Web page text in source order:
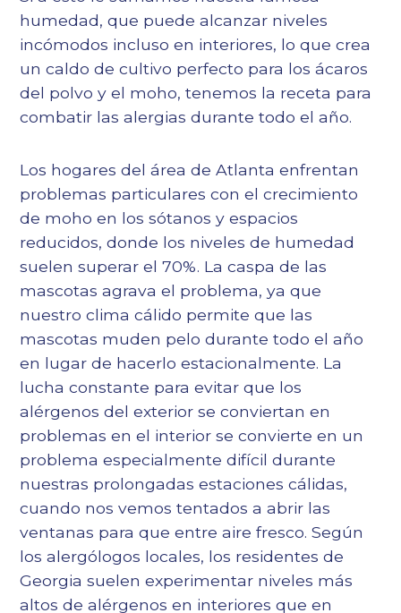
humedad, que puede alcanzar niveles
incómodos incluso en interiores, lo que crea
un caldo de cultivo perfecto para los ácaros
del polvo y el moho, tenemos la receta para
combatir las alergias durante todo el año.
Los hogares del área de Atlanta enfrentan
problemas particulares con el crecimiento
de moho en los sótanos y espacios
reducidos, donde los niveles de humedad
suelen superar el 70%. La caspa de las
mascotas agrava el problema, ya que
nuestro clima cálido permite que las
mascotas muden pelo durante todo el año
en lugar de hacerlo estacionalmente. La
lucha constante para evitar que los
alérgenos del exterior se conviertan en
problemas en el interior se convierte en un
problema especialmente difícil durante
nuestras prolongadas estaciones cálidas,
cuando nos vemos tentados a abrir las
ventanas para que entre aire fresco. Según
los alergólogos locales, los residentes de
Georgia suelen experimentar niveles más
altos de alérgenos en interiores que en